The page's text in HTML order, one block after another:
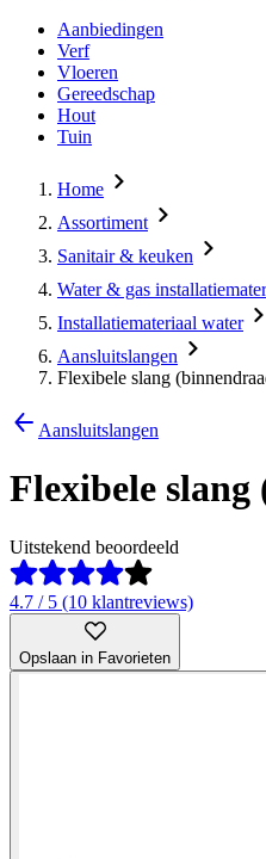
Aanbiedingen
Verf
Vloeren
Gereedschap
Hout
Tuin
Home
Assortiment
Sanitair & keuken
Water & gas
Installatiemateriaal water
Aansluitslangen
Flexibele slang
Aansluitslangen
Flexibele
Uitstekend beoordeeld
4.7 / 5 (10 klantreviews)
Opslaan in Favorieten